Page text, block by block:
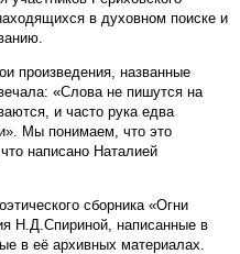
в духовном поиске и
произведения, названные
«Слова не пишутся на
и часто рука едва
Мы понимаем, что это
написано Наталией
сборника «Огни
Н.Д.Спириной, написанные в
в её архивных материалах.